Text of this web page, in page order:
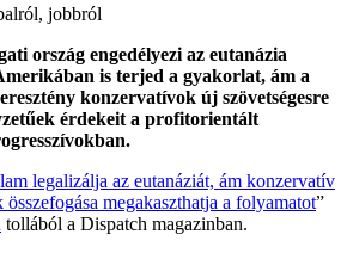
ország engedélyezi az eutanázia
is terjed a gyakorlat, ám a
konzervatívok új szövetségesre
érdekeit a profitorientált
legalizálja az eutanáziát, ám konzervatív
megakaszthatja a folyamatot”
tollából a Dispatch magazinban.